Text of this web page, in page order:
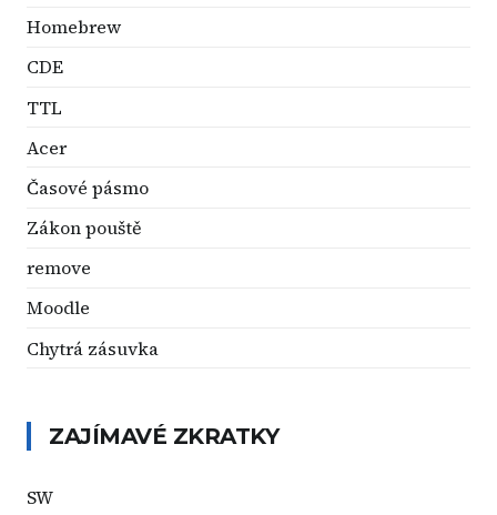
Homebrew
CDE
TTL
Acer
Časové pásmo
Zákon pouště
remove
Moodle
Chytrá zásuvka
ZAJÍMAVÉ ZKRATKY
SW